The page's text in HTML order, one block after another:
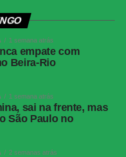
Titi, Marcos Paulo e
Raí, Lucas Mineiro, Patrick
Fábio Lima (Amarilla),
e Alisson Safira (Luan).
Barbieri.
(Igor Gomes), Alan Franco
(Dudu) e Victor Hugo
e Cassierra. Técnico:
1 semana atrás
empate com
Beira-Rio
1 semana atrás
sai na frente, mas
São Paulo no
2 semanas atrás